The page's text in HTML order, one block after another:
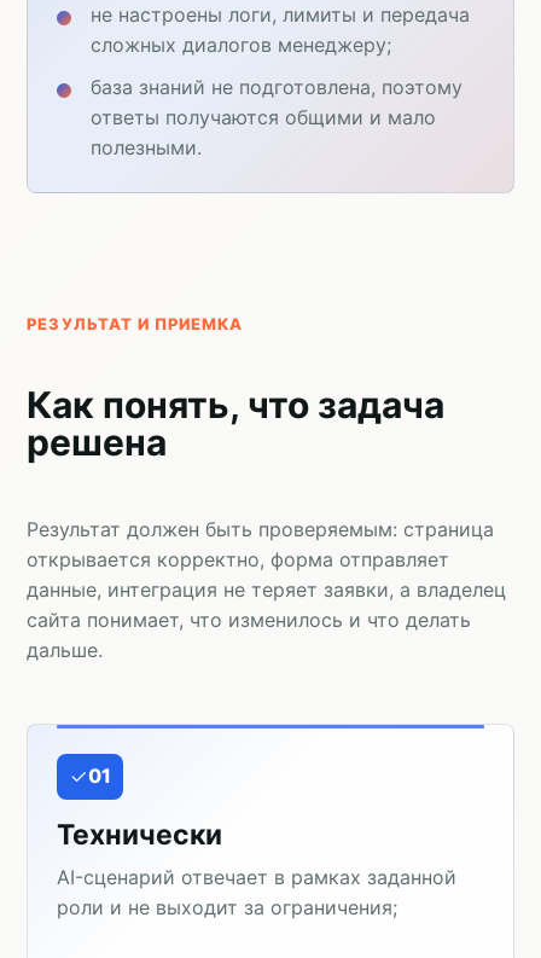
не настроены логи, лимиты и передача
сложных диалогов менеджеру;
база знаний не подготовлена, поэтому
ответы получаются общими и мало
полезными.
РЕЗУЛЬТАТ И ПРИЕМКА
Как понять, что задача
решена
Результат должен быть проверяемым: страница
открывается корректно, форма отправляет
данные, интеграция не теряет заявки, а владелец
сайта понимает, что изменилось и что делать
дальше.
01
Технически
AI-сценарий отвечает в рамках заданной
роли и не выходит за ограничения;